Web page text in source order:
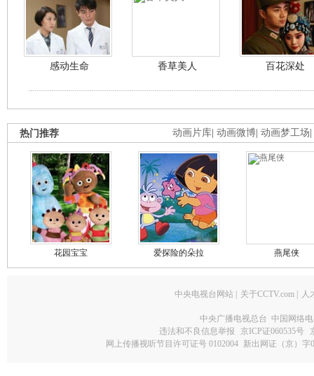
感动生命 香草美人 百花深处
动画片库 动画微博 动画梦工场
热门推荐
花园宝宝 爱探险的朵拉 燕尾侠
中央电视台网站 关于CCTV.com 人
中央广播电视总台 中国网络
违法和不良信息举报
京ICP证060535号
网上传播视听节目许可证号 0102004 新出网证（京）